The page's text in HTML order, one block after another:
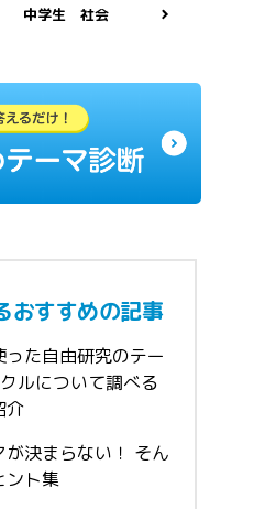
中学生 社会
おすすめの記事
た自由研究のテー
ルについて調べる
介
決まらない！ そん
ント集